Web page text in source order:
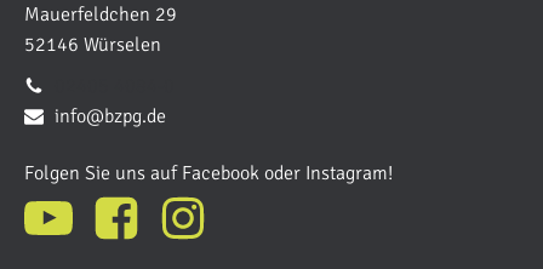
Mauerfeldchen 29
52146 Würselen
info@bzpg.de
Folgen Sie uns auf Facebook oder Instagram!